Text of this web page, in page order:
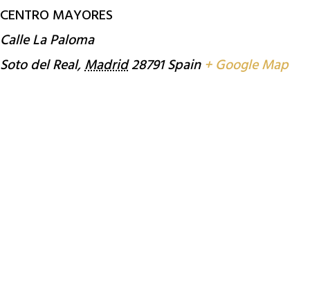
CENTRO MAYORES
Calle La Paloma
Soto del Real,Madrid28791Spain + Google Map